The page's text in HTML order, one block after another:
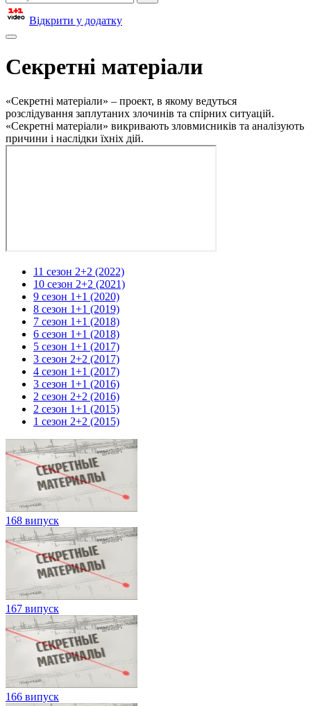
Відкрити у додатку
Секретні матеріали
«Секретні матеріали» – проект, в якому ведуться
розслідування заплутаних злочинів та спірних ситуацій.
«Секретні матеріали» викривають зловмисників та аналізують
причини і наслідки їхніх дій.
11 сезон 2+2 (2022)
10 сезон 2+2 (2021)
9 сезон 1+1 (2020)
8 сезон 1+1 (2019)
7 сезон 1+1 (2018)
6 сезон 1+1 (2018)
5 сезон 1+1 (2017)
3 сезон 2+2 (2017)
4 сезон 1+1 (2017)
3 сезон 1+1 (2016)
2 сезон 2+2 (2016)
2 сезон 1+1 (2015)
1 сезон 2+2 (2015)
168 випуск
167 випуск
166 випуск